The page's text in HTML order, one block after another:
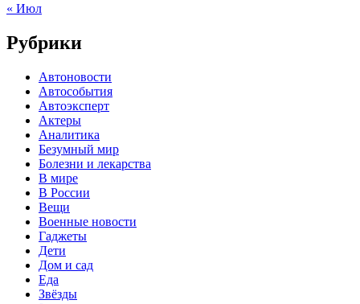
« Июл
Рубрики
Автоновости
Автособытия
Автоэксперт
Актеры
Аналитика
Безумный мир
Болезни и лекарства
В мире
В России
Вещи
Военные новости
Гаджеты
Дети
Дом и сад
Еда
Звёзды